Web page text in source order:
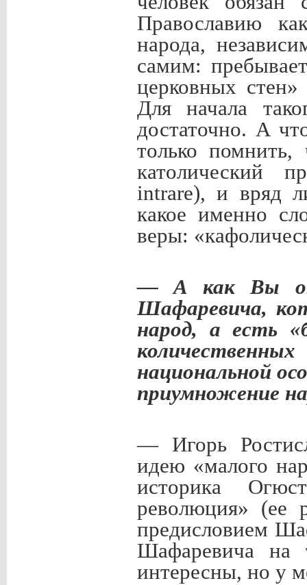
Православию
народа,
самим:
церковных
Для начала
достаточно. А
только
католический
intrare), и вряд
какое именно
веры:
— А как Вы
Шафаревича,
народ, а есть
национальной
приумножение
— Игорь
идею «малого
историка
революция» (ее
предисловием
Шафаревича на
интересны, но у